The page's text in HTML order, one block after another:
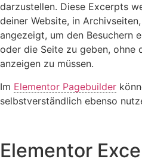
darzustellen. Diese Excerpts
deiner Website, in
angezeigt, um den Besuchern
oder die Seite zu geben, ohne
anzeigen zu müssen.
Im Elementor Pagebuilder
selbstverständlich ebenso
Elementor